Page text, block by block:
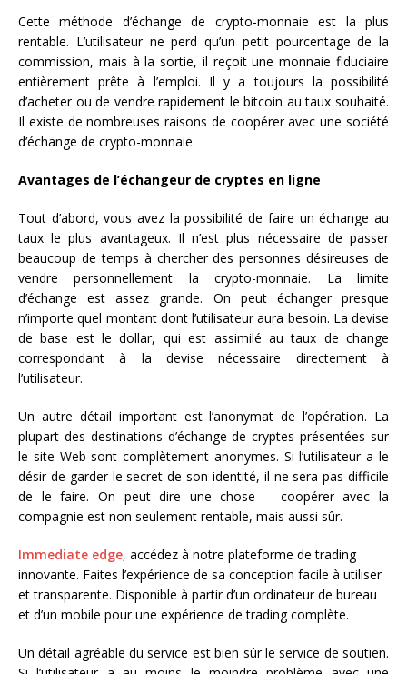
Cette méthode d’échange de crypto-monnaie est la plus
rentable. L’utilisateur ne perd qu’un petit pourcentage de la
commission, mais à la sortie, il reçoit une monnaie fiduciaire
entièrement prête à l’emploi. Il y a toujours la possibilité
d’acheter ou de vendre rapidement le bitcoin au taux souhaité.
Il existe de nombreuses raisons de coopérer avec une société
d’échange de crypto-monnaie.
Avantages de l’échangeur de cryptes en ligne
Tout d’abord, vous avez la possibilité de faire un échange au
taux le plus avantageux. Il n’est plus nécessaire de passer
beaucoup de temps à chercher des personnes désireuses de
vendre personnellement la crypto-monnaie. La limite
d’échange est assez grande. On peut échanger presque
n’importe quel montant dont l’utilisateur aura besoin. La devise
de base est le dollar, qui est assimilé au taux de change
correspondant à la devise nécessaire directement à
l’utilisateur.
Un autre détail important est l’anonymat de l’opération. La
plupart des destinations d’échange de cryptes présentées sur
le site Web sont complètement anonymes. Si l’utilisateur a le
désir de garder le secret de son identité, il ne sera pas difficile
de le faire. On peut dire une chose – coopérer avec la
compagnie est non seulement rentable, mais aussi sûr.
Immediate edge, accédez à notre plateforme de trading
innovante. Faites l’expérience de sa conception facile à utiliser
et transparente. Disponible à partir d’un ordinateur de bureau
et d’un mobile pour une expérience de trading complète.
Un détail agréable du service est bien sûr le service de soutien.